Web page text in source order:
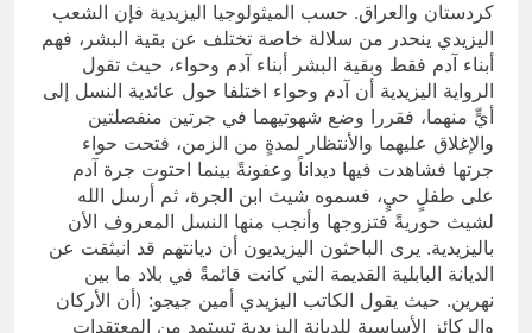
كردستان والعراق. حسب الميثولوجيا اليزيدية فإن الشعب
اليزيدي ينحدر من سلالة خاصة تختلف عن بقية البشر، فهم
أبناء آدم فقط وبقية البشر أبناء آدم وحواء، حيث تقول
الرواية اليزيدية أن آدم وحواء اختلفا حول عائدية النسل إلى
أيٍّ منهما، فقررا وضع شهوتيهما في جرتين منفصلتين
والإغلاق عليهما والأنتظار لمدةٍ من الزمن، فتحت حواء
جرتها فشاهدت فيها ديداناً وعفونةً بينما احتوت جرة آدم
على طفلٍ حيٍ، فسموه شيث ابن الجرة، ثم أرسل الله
لشيث حوريةً فتزوجها وأنجب منها النسل المعروف الأن
باليزيدية. يرى الباحثون اليزيديون أن ديانتهم قد انبثقت عن
الديانة البابلية القديمة التي كانت قائمةً في بلاد ما بين
نهرين. حيث يقول الكاتب اليزيدي أمين جيجو: (أن الأركان
والركائز الأساسية للديانة اليزيدية تستمد من المعتقدات